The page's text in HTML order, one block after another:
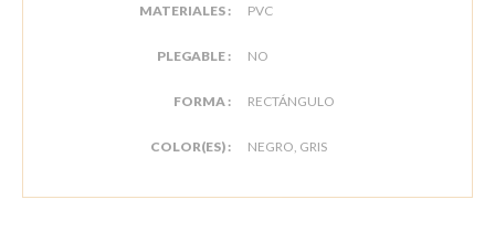
MATERIALES : PVC
PLEGABLE : NO
FORMA : RECTÁNGULO
COLOR(ES) : NEGRO, GRIS